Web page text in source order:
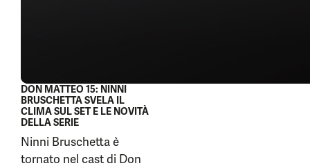
DON MATTEO 15: NINNI
BRUSCHETTA SVELA IL
CLIMA SUL SET E LE NOVITÀ
DELLA SERIE
Ninni Bruschetta è
tornato nel cast di Don